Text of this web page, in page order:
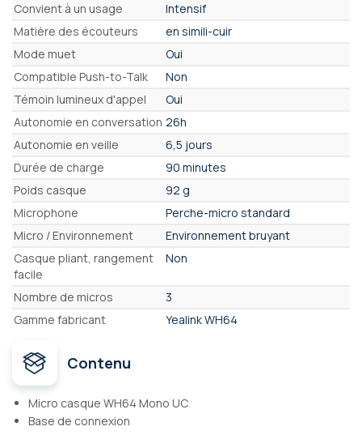
Convient à un usage
Intensif
Matière des écouteurs
en simili-cuir
Mode muet
Oui
Compatible Push-to-Talk
Non
Témoin lumineux d'appel
Oui
Autonomie en conversation 26h
Autonomie en veille
6,5 jours
Durée de charge
90 minutes
Poids casque
92 g
Microphone
Perche-micro standard
Micro / Environnement
Environnement bruyant
Casque pliant, rangement
facile
Non
Nombre de micros
3
Gamme fabricant
Yealink WH64
Contenu
Micro casque WH64 Mono UC
Base de connexion